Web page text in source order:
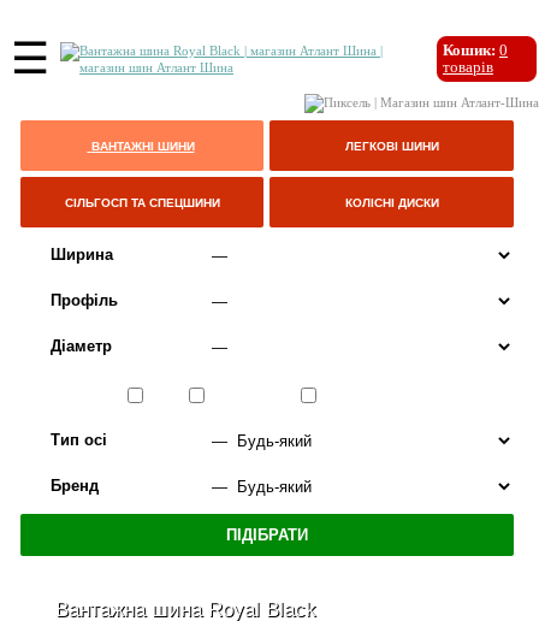
☰ Кошик: 0
товарів
ВАНТАЖНІ ШИНИ ЛЕГКОВІ ШИНИ
СІЛЬГОСП ТА СПЕЦШИНИ КОЛІСНІ ДИСКИ
Ширина
Профіль
Діаметр
Тип осі
Бренд
Вантажна шина Royal Black